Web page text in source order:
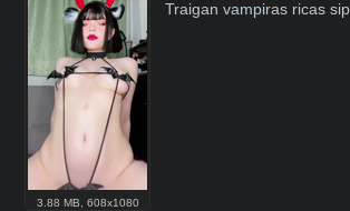
3.88 MB, 608x1080
Traigan vampiras ricas